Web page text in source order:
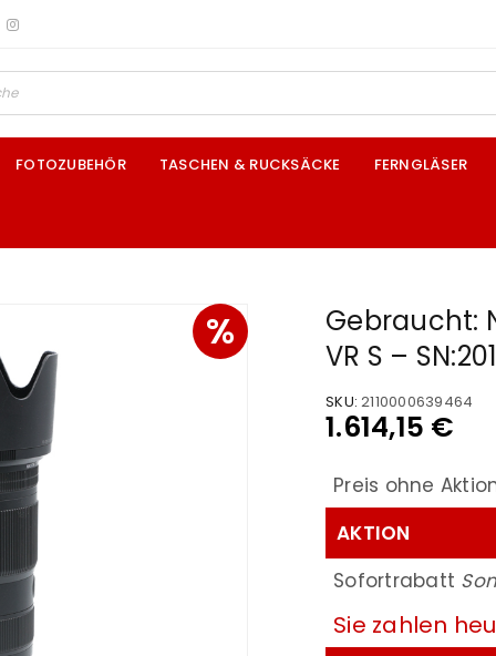
FOTOZUBEHÖR TASCHEN & RUCKSÄCKE FERNGLÄSER
%
Gebraucht:
VR S –
SKU: 2110000639464
1.614,15 €
Preis ohne
AKTION
Sofortrabatt
Sie zahlen